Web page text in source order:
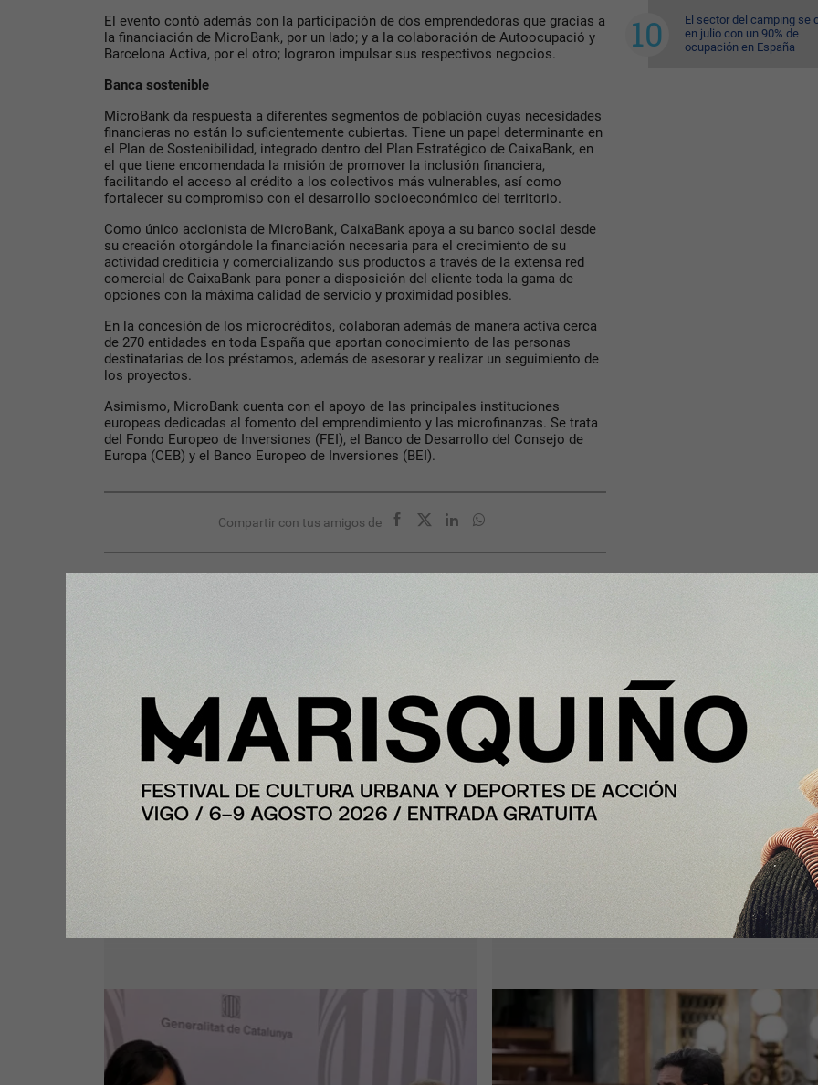
El evento contó además con la participación de dos emprendedoras que gracias a
la financiación de MicroBank, por un lado; y a la colaboración de Autoocupació y
Barcelona Activa, por el otro; lograron impulsar sus respectivos negocios.
Banca sostenible
MicroBank da respuesta a diferentes segmentos de población cuyas necesidades
financieras no están lo suficientemente cubiertas. Tiene un papel determinante en
el Plan de Sostenibilidad, integrado dentro del Plan Estratégico de CaixaBank, en
el que tiene encomendada la misión de promover la inclusión financiera,
facilitando el acceso al crédito a los colectivos más vulnerables, así como
fortalecer su compromiso con el desarrollo socioeconómico del territorio.
Como único accionista de MicroBank, CaixaBank apoya a su banco social desde
su creación otorgándole la financiación necesaria para el crecimiento de su
actividad crediticia y comercializando sus productos a través de la extensa red
comercial de CaixaBank para poner a disposición del cliente toda la gama de
opciones con la máxima calidad de servicio y proximidad posibles.
En la concesión de los microcréditos, colaboran además de manera activa cerca
de 270 entidades en toda España que aportan conocimiento de las personas
destinatarias de los préstamos, además de asesorar y realizar un seguimiento de
los proyectos.
Asimismo, MicroBank cuenta con el apoyo de las principales instituciones
europeas dedicadas al fomento del emprendimiento y las microfinanzas. Se trata
del Fondo Europeo de Inversiones (FEI), el Banco de Desarrollo del Consejo de
Europa (CEB) y el Banco Europeo de Inversiones (BEI).
Compartir con tus amigos de
El sector del camping se
en julio con un 90% de
ocupación en España
Te puede interesar:
Nota Principal
Cataluña continúa con récord de
empleo, por encima de los 4 millones
de afiliaciones a la Seguridad Social
Enfoque
España formalizará en septiembre
candidatura para acoger una
gigafactoría europea de IA